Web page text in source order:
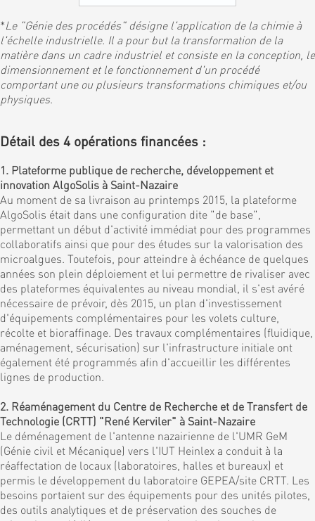
*Le "Génie des procédés" désigne l'application de la chimie à
l'échelle industrielle. Il a pour but la transformation de la
matière dans un cadre industriel et consiste en la conception, le
dimensionnement et le fonctionnement d'un procédé
comportant une ou plusieurs transformations chimiques et/ou
physiques.
Détail des 4 opérations financées :
1. Plateforme publique de recherche, développement et
innovation AlgoSolis à Saint-Nazaire
Au moment de sa livraison au printemps 2015, la plateforme
AlgoSolis était dans une configuration dite "de base",
permettant un début d'activité immédiat pour des programmes
collaboratifs ainsi que pour des études sur la valorisation des
microalgues. Toutefois, pour atteindre à échéance de quelques
années son plein déploiement et lui permettre de rivaliser avec
des plateformes équivalentes au niveau mondial, il s'est avéré
nécessaire de prévoir, dès 2015, un plan d'investissement
d'équipements complémentaires pour les volets culture,
récolte et bioraffinage. Des travaux complémentaires (fluidique,
aménagement, sécurisation) sur l'infrastructure initiale ont
également été programmés afin d'accueillir les différentes
lignes de production.
2. Réaménagement du Centre de Recherche et de Transfert de
Technologie (CRTT) "René Kerviler" à Saint-Nazaire
Le déménagement de l'antenne nazairienne de l'UMR GeM
(Génie civil et Mécanique) vers l'IUT Heinlex a conduit à la
réaffectation de locaux (laboratoires, halles et bureaux) et
permis le développement du laboratoire GEPEA/site CRTT. Les
besoins portaient sur des équipements pour des unités pilotes,
des outils analytiques et de préservation des souches de